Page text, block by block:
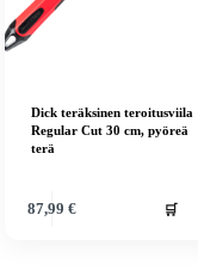
Dick teräksinen teroitusviila
Regular Cut 30 cm, pyöreä
terä
87,99 € 🛒